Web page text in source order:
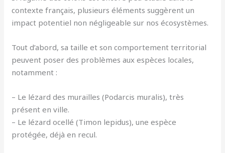
contexte français, plusieurs éléments suggèrent un
impact potentiel non négligeable sur nos écosystèmes.
Tout d’abord, sa taille et son comportement territorial
peuvent poser des problèmes aux espèces locales,
notamment :
– Le lézard des murailles (Podarcis muralis), très
présent en ville.
– Le lézard ocellé (Timon lepidus), une espèce
protégée, déjà en recul.